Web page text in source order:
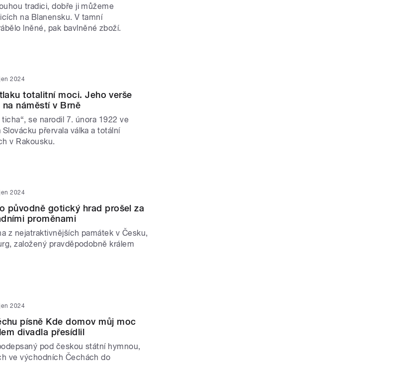
tradici, dobře ji můžeme
na Blanensku. V tamní
lněné, pak bavlněné zboží.
2024
totalitní moci. Jeho verše
náměstí v Brně
se narodil 7. února 1922 ve
přervala válka a totální
v Rakousku.
2024
původně gotický hrad prošel za
proměnami
z nejatraktivnějších památek v Česku,
založený pravděpodobně králem
2024
písně Kde domov můj moc
divadla přesídlil
pod českou státní hymnou,
ve východních Čechách do